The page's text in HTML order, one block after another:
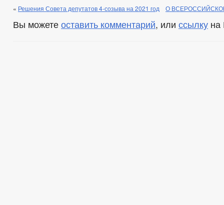
« Решения Совета депутатов 4-созыва на 2021 год О
Вы можете оставить комментарий, или ссылку на